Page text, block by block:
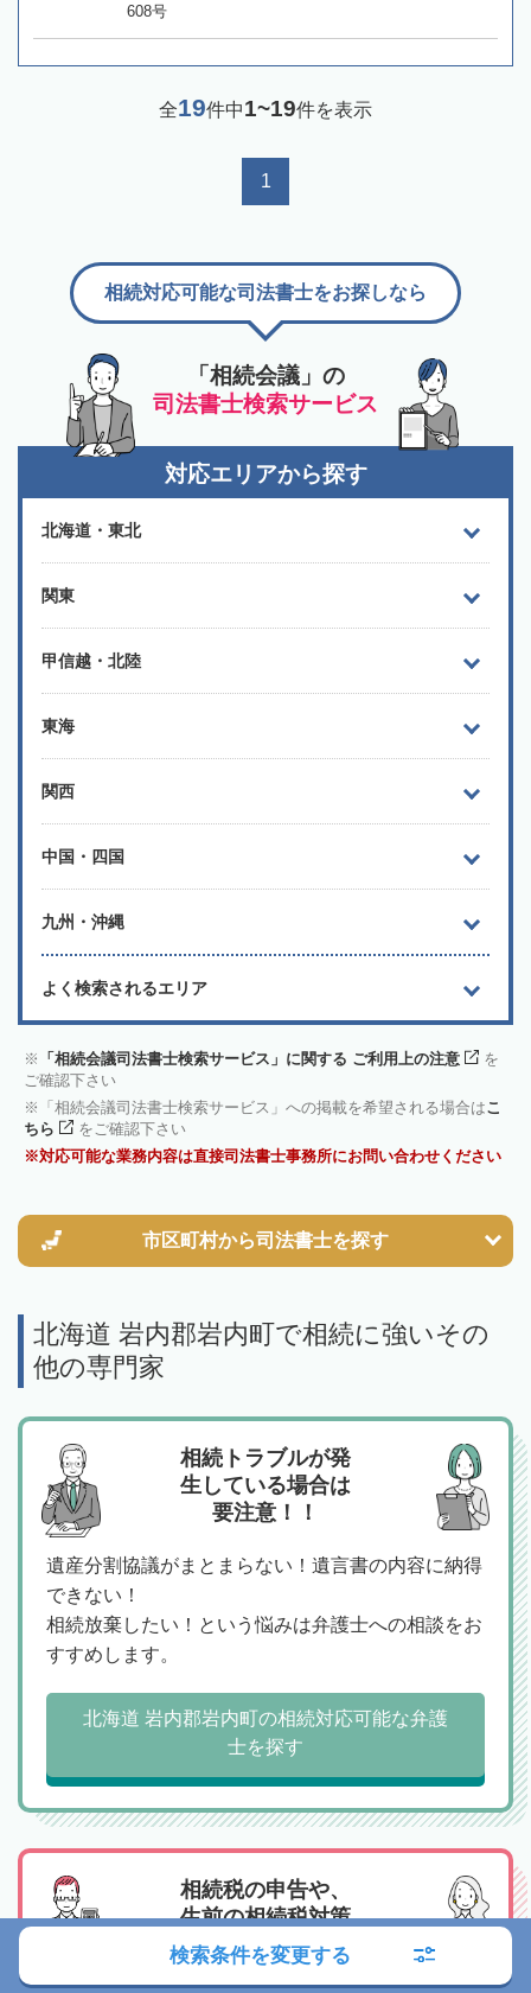
608号
全19件中1~19件を表示
1
「相続会議」の
司法書士検索サービス
相続対応可能な司法書士をお探しなら
対応エリアから探す
北海道・東北
関東
甲信越・北陸
東海
関西
中国・四国
九州・沖縄
よく検索されるエリア
「相続会議司法書士検索サービス」に関する ご利用上の注意
を
ご確認下さい
「相続会議司法書士検索サービス」への掲載を希望される場合はこ
ちら
をご確認下さい
対応可能な業務内容は直接司法書士事務所にお問い合わせください
市区町村から司法書士を探す
北海道 岩内郡岩内町で相続に強いその
他の専門家
相続トラブルが発
生している場合は
要注意！！
遺産分割協議がまとまらない！遺言書の内容に納得
できない！
相続放棄したい！という悩みは弁護士への相談をお
すすめします。
北海道 岩内郡岩内町の相続対応可能な弁護
士を探す
相続税の申告や、
生前の相続税対策
は税理士へ
検索条件を変更する